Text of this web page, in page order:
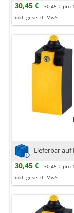
30,45 €
30,45 € pro
inkl. gesetzl. MwSt.
Lieferbar auf
30,45 €
30,45 € pro
inkl. gesetzl. MwSt.